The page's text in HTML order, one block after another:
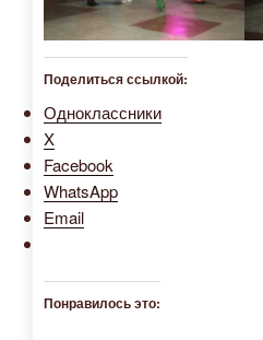
Поделиться ссылкой:
Одноклассники
X
Facebook
WhatsApp
Email
Понравилось это: